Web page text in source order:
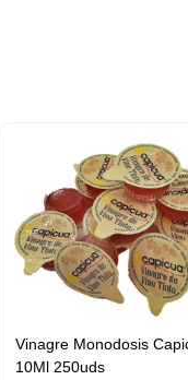
Vinagre Monodosis
10Ml 250uds